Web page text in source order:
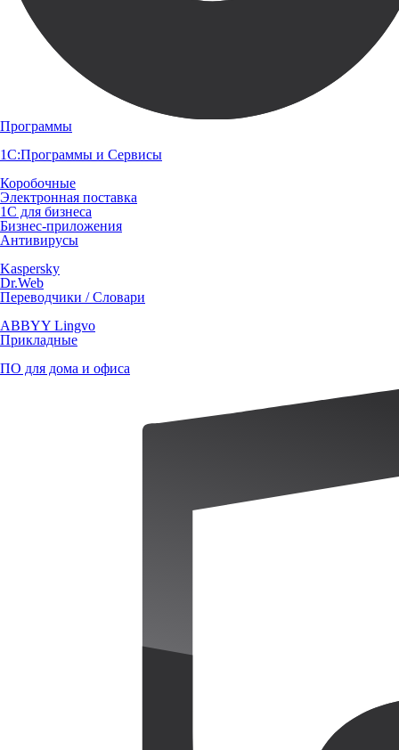
Программы
1С:Программы и Сервисы
Коробочные
Электронная поставка
1С для бизнеса
Бизнес-приложения
Антивирусы
Kaspersky
Dr.Web
Переводчики / Словари
ABBYY Lingvo
Прикладные
ПО для дома и офиса